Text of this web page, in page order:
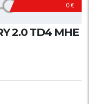
0 €
2.0 TD4 MHE